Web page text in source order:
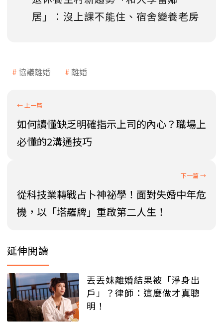
居」：沒上課不能住、宿舍變養老房
協議離婚 離婚
如何讀懂缺乏明確指示上司的內心？職場上
必懂的2溝通技巧
從科技業轉戰占卜神祕學！面對失婚中年危
機，以「塔羅牌」重啟第二人生！
延伸閱讀
丟丟妹離婚結果被「淨身出
戶」？律師：這麼做才真聰
明！